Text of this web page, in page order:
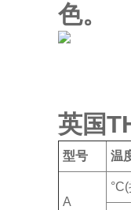
色。
英国
型号 温
A